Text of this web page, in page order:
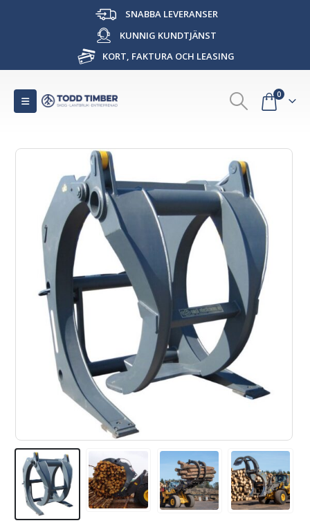
SNABBA LEVERANSER
KUNNIG KUNDTJÄNST
KORT, FAKTURA OCH LEASING
0